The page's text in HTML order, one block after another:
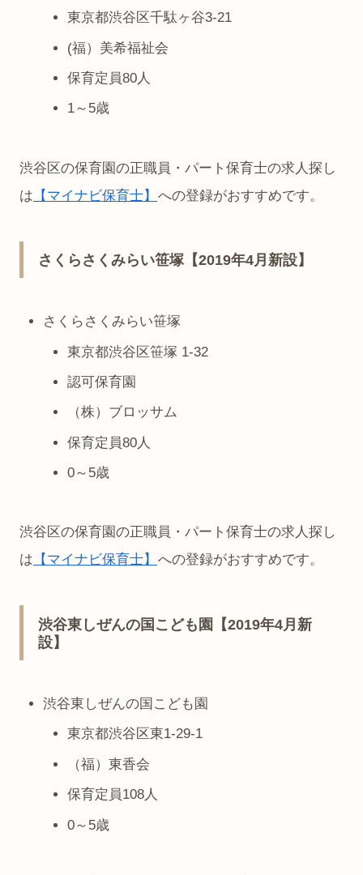
東京都渋谷区千駄ヶ谷3-21
(福）美希福祉会
保育定員80人
1～5歳
渋谷区の保育園の正職員・パート保育士の求人探し
は 【マイナビ保育士】 への登録がおすすめです。
さくらさくみらい笹塚【2019年4月新設】
さくらさくみらい笹塚
東京都渋谷区笹塚 1-32
認可保育園
（株）ブロッサム
保育定員80人
0～5歳
渋谷区の保育園の正職員・パート保育士の求人探し
は 【マイナビ保育士】 への登録がおすすめです。
渋谷東しぜんの国こども園【2019年4月新
設】
渋谷東しぜんの国こども園
東京都渋谷区東1-29-1
（福）東香会
保育定員108人
0～5歳